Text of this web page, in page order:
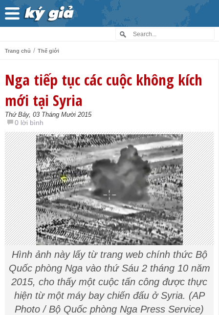
Trang chủ / Thế giới
Nga tiếp tục các cuộc không kích
mới tại Syria
Thứ Bảy, 03 Tháng Mười 2015
0 lời bình
Hình ảnh này lấy từ trang web chính thức Bộ
Quốc phòng Nga vào thứ Sáu 2 tháng 10 năm
2015, cho thấy một cuộc tấn công được thực
hiện từ một máy bay chiến đấu ở Syria. (AP
Photo / Bộ Quốc phòng Nga Press Service)